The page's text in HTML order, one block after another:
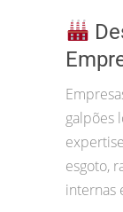
galpões
esgoto,
internas